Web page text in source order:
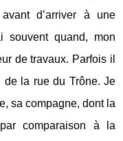
d’arriver à une
souvent quand, mon
de travaux. Parfois il
de la rue du Trône. Je
sa compagne, dont la
comparaison à la